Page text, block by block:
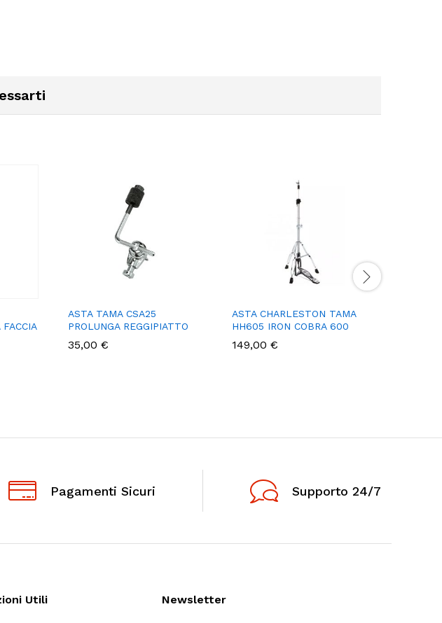
FACCIA
ASTA TAMA CSA25
PROLUNGA REGGIPIATTO
35,00 €
ASTA CHARLESTON TAMA
HH605 IRON COBRA 600
149,00 €
Pagamenti Sicuri Supporto 24/7
Utili Newsletter